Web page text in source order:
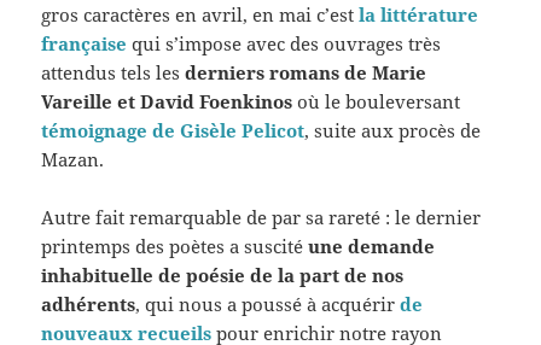
gros caractères en avril, en mai c’estla littérature
française qui s’impose avec des ouvrages très
attendus tels lesderniers romans de Marie
Vareille et David Foenkinos où le bouleversant
témoignage de Gisèle Pelicot, suite aux procès de
Mazan.
Autre fait remarquable de par sa rareté : le dernier
printemps des poètes a suscitéune demande
inhabituelle de poésie de la part de nos
adhérents, qui nous a poussé à acquérirde
nouveaux recueils pour enrichir notre rayon